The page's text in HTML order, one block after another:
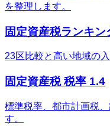
を整理します。
固定資産税ランキン
23区比較と高い地域の入
固定資産税 税率 1.4
標準税率、都市計画税
す。